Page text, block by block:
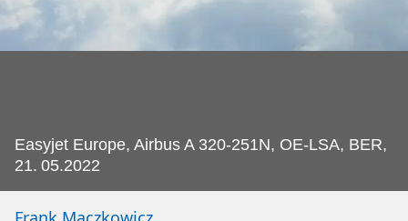
Easyjet Europe, Airbus A 320-251N, OE-LSA, BER,
21. 05.2022